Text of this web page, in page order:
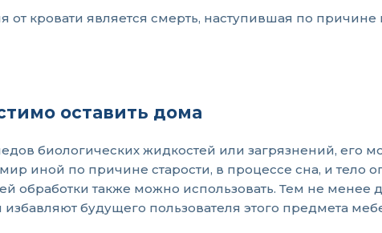
кровати является смерть, наступившая по
оставить дома
биологических жидкостей или загрязнений, его
иной по причине старости, в процессе сна, и тело
обработки также можно использовать. Тем не менее
будущего пользователя этого предмета